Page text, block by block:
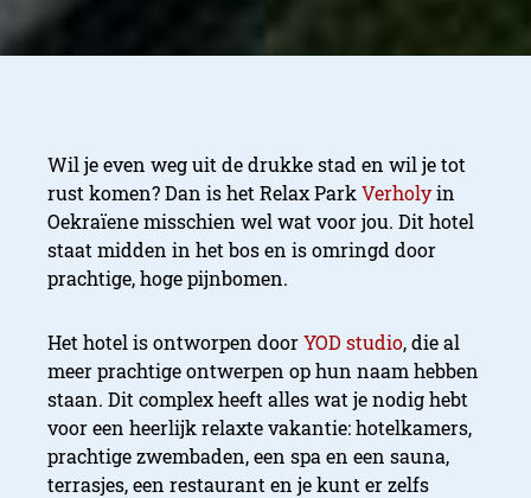
Wil je even weg uit de drukke stad en wil je tot
rust komen? Dan is het Relax Park Verholyin
Oekraïene misschien wel wat voor jou. Dit hotel
staat midden in het bos en is omringd door
prachtige, hoge pijnbomen.
Het hotel is ontworpen doorYOD studio, die al
meer prachtige ontwerpen op hun naam hebben
staan. Dit complex heeft alles wat je nodig hebt
voor een heerlijk relaxte vakantie: hotelkamers,
prachtige zwembaden, een spa en een sauna,
terrasjes, een restaurant en je kunt er zelfs